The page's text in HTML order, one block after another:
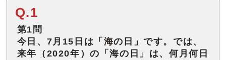
Q.1
第1問
今日、7月15日は「海の日」です。では、
来年（2020年）の「海の日」は、何月何日